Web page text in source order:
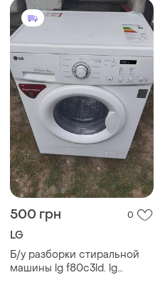
500 грн 0
LG
Б/у разборки стиральной
машины lg f80c3ld. lg